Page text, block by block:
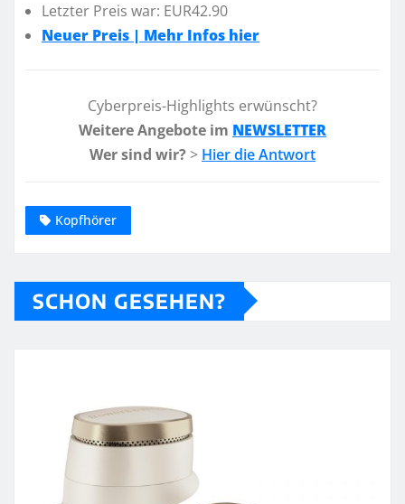
Letzter Preis war: EUR42.90
Neuer Preis | Mehr Infos hier
Cyberpreis-Highlights erwünscht?
Weitere Angebote im NEWSLETTER
Wer sind wir? > Hier die Antwort
Kopfhörer
SCHON GESEHEN?